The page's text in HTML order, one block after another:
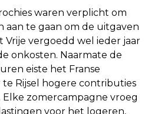
waren verplicht om
aan te gaan om de uitgaven
Vrije vergoedd wel ieder jaar
onkosten. Naarmate de
eiste het Franse
Rijsel hogere contributies
zomercampagne vroeg
voor het logeren,